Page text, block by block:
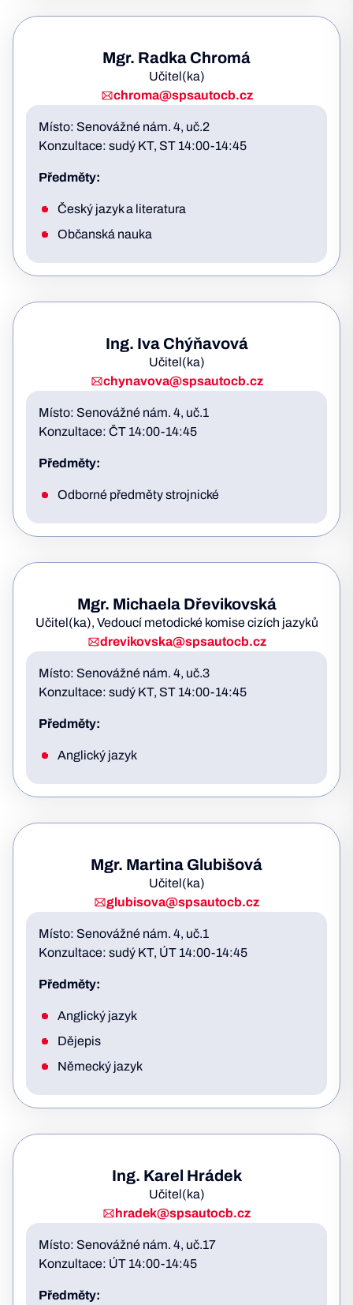
Mgr. Radka Chromá
Učitel(ka)
chroma@spsautocb.cz
Místo: Senovážné nám. 4, uč.2
Konzultace: sudý KT, ST 14:00-14:45
Předměty:
Český jazyk a literatura
Občanská nauka
Ing. Iva Chýňavová
Učitel(ka)
chynavova@spsautocb.cz
Místo: Senovážné nám. 4, uč.1
Konzultace: ČT 14:00-14:45
Předměty:
Odborné předměty strojnické
Mgr. Michaela Dřevikovská
Učitel(ka), Vedoucí metodické komise cizích jazyků
drevikovska@spsautocb.cz
Místo: Senovážné nám. 4, uč.3
Konzultace: sudý KT, ST 14:00-14:45
Předměty:
Anglický jazyk
Mgr. Martina Glubišová
Učitel(ka)
glubisova@spsautocb.cz
Místo: Senovážné nám. 4, uč.1
Konzultace: sudý KT, ÚT 14:00-14:45
Předměty:
Anglický jazyk
Dějepis
Německý jazyk
Ing. Karel Hrádek
Učitel(ka)
hradek@spsautocb.cz
Místo: Senovážné nám. 4, uč.17
Konzultace: ÚT 14:00-14:45
Předměty: